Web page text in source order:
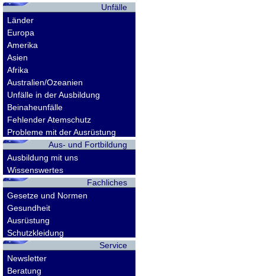
Unfälle
Länder
Europa
Amerika
Asien
Afrika
Australien/Ozeanien
Unfälle in der Ausbildung
Beinaheunfälle
Fehlender Atemschutz
Probleme mit der Ausrüstung
Aus- und Fortbildung
Ausbildung mit uns
Wissenswertes
Fachliches
Gesetze und Normen
Gesundheit
Ausrüstung
Schutzkleidung
Service
Newsletter
Beratung